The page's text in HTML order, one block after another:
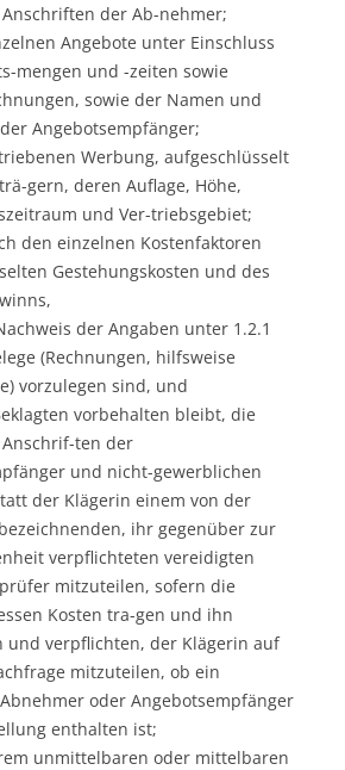
der Ab-nehmer;
Angebote unter Einschluss
mengen und -zeiten sowie
sowie der Namen und
Angebotsempfänger;
Werbung, aufgeschlüsselt
gern, deren Auflage, Höhe,
und Ver-triebsgebiet;
den einzelnen Kostenfaktoren
Gestehungskosten und des
der Angaben unter 1.2.1
(Rechnungen, hilfsweise
vorzulegen sind, und
vorbehalten bleibt, die
ten der
und nicht-gewerblichen
der Klägerin einem von der
ihr gegenüber zur
verpflichteten vereidigten
mitzuteilen, sofern die
Kosten tra-gen und ihn
und verpflichten, der Klägerin auf
mitzuteilen, ob ein
oder Angebotsempfänger
enthalten ist;
unmittelbaren oder mittelbaren